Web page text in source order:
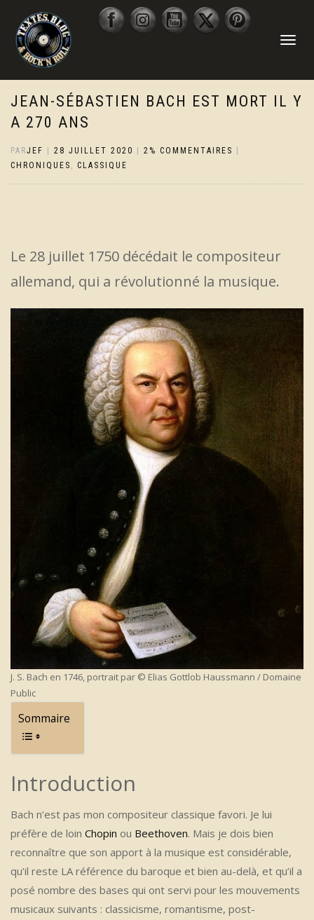
DÉPLIER
JEAN-SÉBASTIEN BACH EST MORT IL Y
A 270 ANS
PARJEF 28 JUILLET 2020 2% COMMENTAIRES
CHRONIQUES , CLASSIQUE
Le 28 juillet 1750 décédait le compositeur
allemand, qui a révolutionné la musique.
J. S. Bach en 1746, portrait par © Elias Gottlob Haussmann / Domaine
Public
Sommaire
Introduction
Bach n’est pas mon compositeur classique favori. Je lui
préfère de loin Chopin ou Beethoven. Mais je dois bien
reconnaître que son apport à la musique est considérable,
qu’il reste LA référence du baroque et bien au-delà, et qu’il a
posé nombre des bases qui ont servi pour les mouvements
musicaux suivants : classicisme, romantisme, post-